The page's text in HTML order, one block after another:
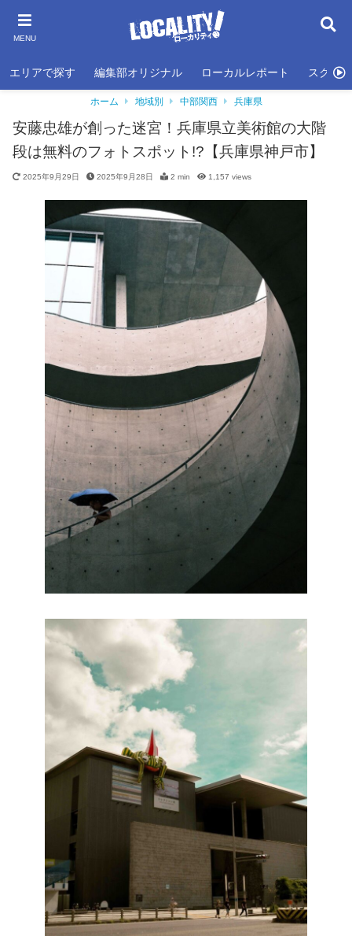
MENU
エリアで探す 編集部オリジナル ローカルレポート スクール
ホーム 地域別 中部関西 兵庫県
安藤忠雄が創った迷宮！兵庫県立美術館の大階
段は無料のフォトスポット!?【兵庫県神戸市】
2025年9月29日 2025年9月28日 2 min 1,157 views